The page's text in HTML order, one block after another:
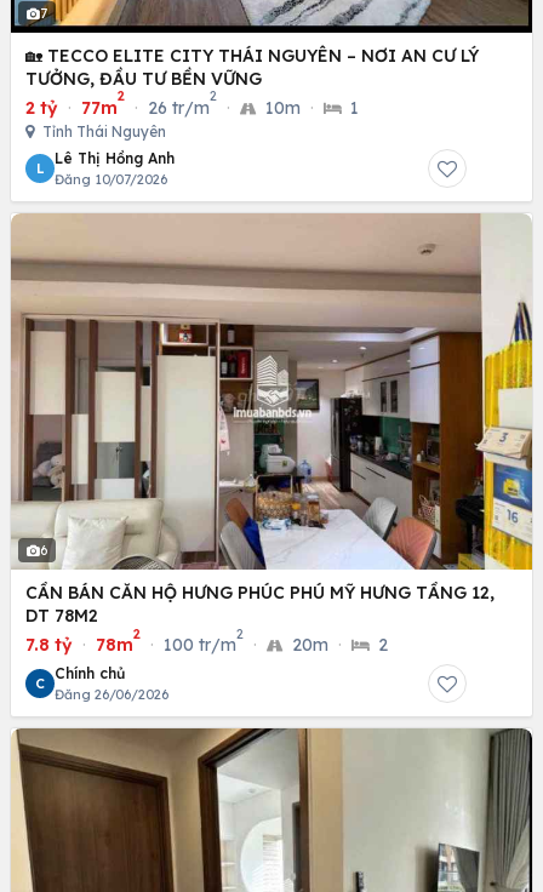
7
🏡 TECCO ELITE CITY THÁI NGUYÊN – NƠI AN CƯ LÝ
TƯỞNG, ĐẦU TƯ BỀN VỮNG
2 tỷ · 77m
2
· 26 tr/m
2
· 10m · 1
Tỉnh Thái Nguyên
L
Lê Thị Hồng Anh
Đăng 10/07/2026
6
CẦN BÁN CĂN HỘ HƯNG PHÚC PHÚ MỸ HƯNG TẦNG 12,
DT 78M2
7.8 tỷ · 78m
2
· 100 tr/m
2
· 20m · 2
C
Chính chủ
Đăng 26/06/2026